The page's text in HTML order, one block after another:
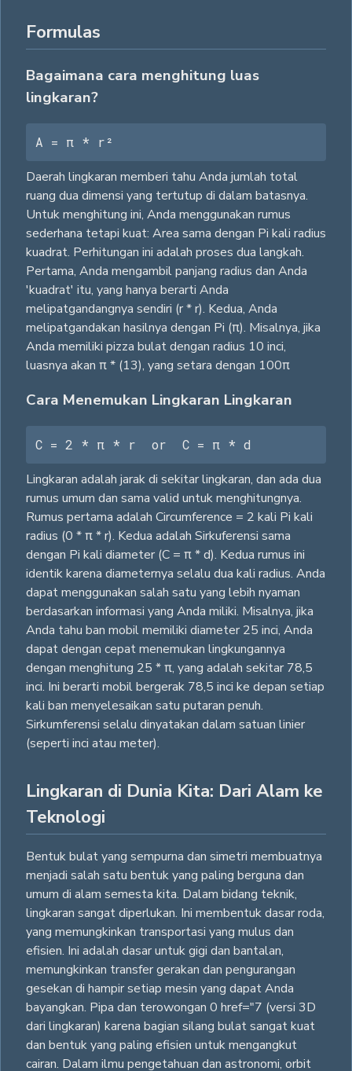
Formulas
Bagaimana cara menghitung luas
lingkaran?
A = π * r²
Daerah lingkaran memberi tahu Anda jumlah total
ruang dua dimensi yang tertutup di dalam batasnya.
Untuk menghitung ini, Anda menggunakan rumus
sederhana tetapi kuat: Area sama dengan Pi kali radius
kuadrat. Perhitungan ini adalah proses dua langkah.
Pertama, Anda mengambil panjang radius dan Anda
'kuadrat' itu, yang hanya berarti Anda
melipatgandangnya sendiri (r * r). Kedua, Anda
melipatgandakan hasilnya dengan Pi (π). Misalnya, jika
Anda memiliki pizza bulat dengan radius 10 inci,
luasnya akan π * (13), yang setara dengan 100π
Cara Menemukan Lingkaran Lingkaran
C = 2 * π * r  or  C = π * d
Lingkaran adalah jarak di sekitar lingkaran, dan ada dua
rumus umum dan sama valid untuk menghitungnya.
Rumus pertama adalah Circumference = 2 kali Pi kali
radius (0 * π * r). Kedua adalah Sirkuferensi sama
dengan Pi kali diameter (C = π * d). Kedua rumus ini
identik karena diameternya selalu dua kali radius. Anda
dapat menggunakan salah satu yang lebih nyaman
berdasarkan informasi yang Anda miliki. Misalnya, jika
Anda tahu ban mobil memiliki diameter 25 inci, Anda
dapat dengan cepat menemukan lingkungannya
dengan menghitung 25 * π, yang adalah sekitar 78,5
inci. Ini berarti mobil bergerak 78,5 inci ke depan setiap
kali ban menyelesaikan satu putaran penuh.
Sirkumferensi selalu dinyatakan dalam satuan linier
(seperti inci atau meter).
Lingkaran di Dunia Kita: Dari Alam ke
Teknologi
Bentuk bulat yang sempurna dan simetri membuatnya
menjadi salah satu bentuk yang paling berguna dan
umum di alam semesta kita. Dalam bidang teknik,
lingkaran sangat diperlukan. Ini membentuk dasar roda,
yang memungkinkan transportasi yang mulus dan
efisien. Ini adalah dasar untuk gigi dan bantalan,
memungkinkan transfer gerakan dan pengurangan
gesekan di hampir setiap mesin yang dapat Anda
bayangkan. Pipa dan terowongan 0 href="7 (versi 3D
dari lingkaran) karena bagian silang bulat sangat kuat
dan bentuk yang paling efisien untuk mengangkut
cairan. Dalam ilmu pengetahuan dan astronomi, orbit